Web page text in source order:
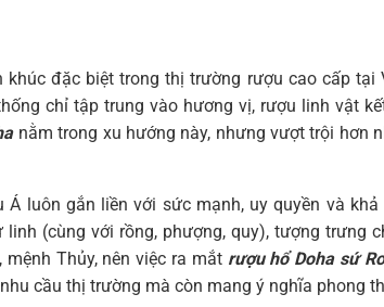
đặc biệt trong thị trường rượu cao cấp tại
chỉ tập trung vào hương vị, rượu linh vật
nằm trong xu hướng này, nhưng vượt trội hơn
Á luôn gắn liền với sức mạnh, uy quyền và
(cùng với rồng, phượng, quy), tượng trưng
Thủy, nên việc ra mắt rượu hổ Doha sứ
cầu thị trường mà còn mang ý nghĩa phong